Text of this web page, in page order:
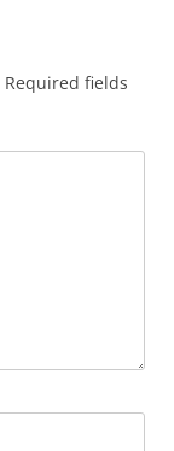
Required fields